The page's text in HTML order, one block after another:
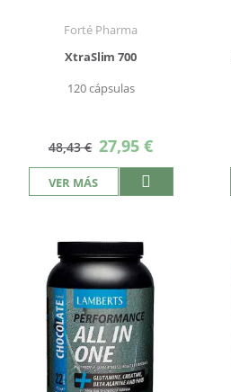
Forté Pharma
XtraSlim 700
120 cápsulas
48,43 € Precio
especial
27,95 €
VER MÁS